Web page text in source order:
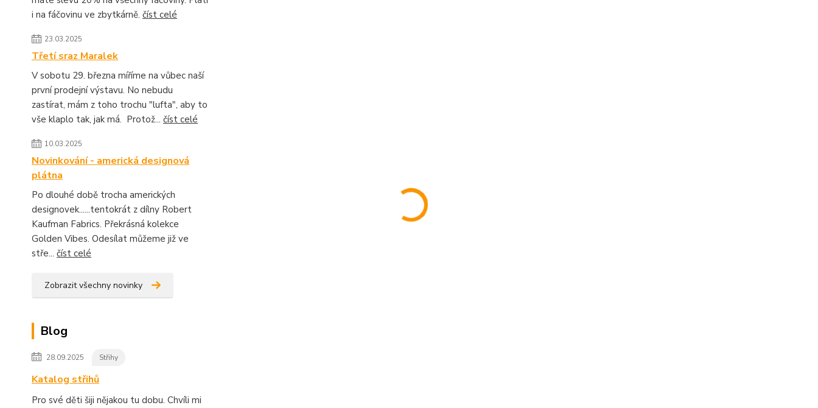
i na fáčovinu ve zbytkárně. číst celé
23.03.2025
Třetí sraz Maralek
V sobotu 29. března míříme na vůbec naší
první prodejní výstavu. No nebudu
zastírat, mám z toho trochu "lufta", aby to
vše klaplo tak, jak má. Protož... číst celé
10.03.2025
Novinkování - americká designová
plátna
Po dlouhé době trocha amerických
designovek......tentokrát z dílny Robert
Kaufman Fabrics. Překrásná kolekce
Golden Vibes. Odesílat můžeme již ve
stře... číst celé
Zobrazit všechny novinky
Blog
28.09.2025 Střihy
Katalog střihů
Pro své děti šiji nějakou tu dobu. Chvíli mi